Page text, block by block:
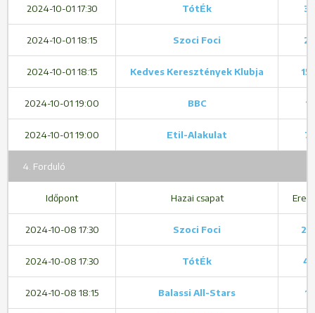
2024-10-01 17:30 TótÉk 3
2024-10-01 18:15 Szoci Foci 2
2024-10-01 18:15 Kedves Keresztények Klubja 15
2024-10-01 19:00 BBC 1
2024-10-01 19:00 Etil-Alakulat 7
4. Forduló
Időpont Hazai csapat
2024-10-08 17:30 Szoci Foci 2 -
2024-10-08 17:30 TótÉk 4
2024-10-08 18:15 Balassi All-Stars 1